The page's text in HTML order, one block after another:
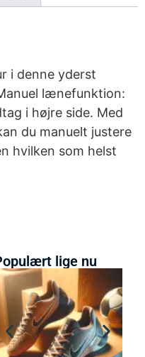
i denne yderst
lænefunktion:
i højre side. Med
du manuelt justere
hvilken som helst
lige nu